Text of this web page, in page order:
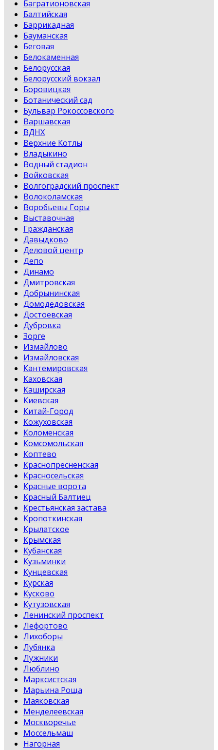
Багратионовская
Балтийская
Баррикадная
Бауманская
Беговая
Белокаменная
Белорусская
Белорусский вокзал
Боровицкая
Ботанический сад
Бульвар Рокоссовского
Варшавская
ВДНХ
Верхние Котлы
Владыкино
Водный стадион
Войковская
Волгоградский проспект
Волоколамская
Воробьевы Горы
Выставочная
Гражданская
Давыдково
Деловой центр
Депо
Динамо
Дмитровская
Добрынинская
Домодедовская
Достоевская
Дубровка
Зорге
Измайлово
Измайловская
Кантемировская
Каховская
Каширская
Киевская
Китай-Город
Кожуховская
Коломенская
Комсомольская
Коптево
Краснопресненская
Красносельская
Красные ворота
Красный Балтиец
Крестьянская застава
Кропоткинская
Крылатское
Крымская
Кубанская
Кузьминки
Кунцевская
Курская
Кусково
Кутузовская
Ленинский проспект
Лефортово
Лихоборы
Лубянка
Лужники
Люблино
Марксистская
Марьина Роща
Маяковская
Менделеевская
Москворечье
Моссельмаш
Нагорная